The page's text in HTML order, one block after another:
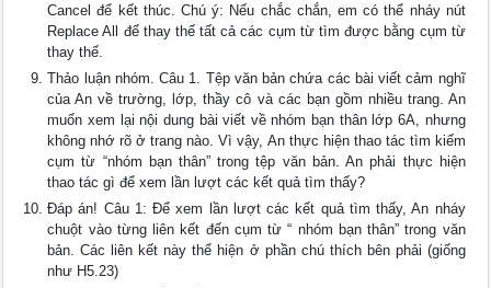
Cancel để kết thúc. Chú ý: Nếu chắc chắn, em có thể nháy nút
Replace All để thay thế tất cả các cụm từ tìm được bằng cụm từ
thay thế.
Thảo luận nhóm. Câu 1. Tệp văn bản chứa các bài viết cảm nghĩ
của An về trường, lớp, thầy cô và các bạn gồm nhiều trang. An
muốn xem lại nội dung bài viết về nhóm bạn thân lớp 6A, nhưng
không nhớ rõ ở trang nào. Vì vậy, An thực hiện thao tác tìm kiếm
cụm từ “nhóm bạn thân” trong tệp văn bản. An phải thực hiện
thao tác gì để xem lần lượt các kết quả tìm thấy?
Đáp án! Câu 1: Để xem lần lượt các kết quả tìm thấy, An nháy
chuột vào từng liên kết đến cụm từ “ nhóm bạn thân” trong văn
bản. Các liên kết này thể hiện ở phần chú thích bên phải (giống
như H5.23)